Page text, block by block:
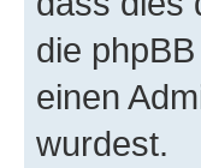
die
einen
wurdest.